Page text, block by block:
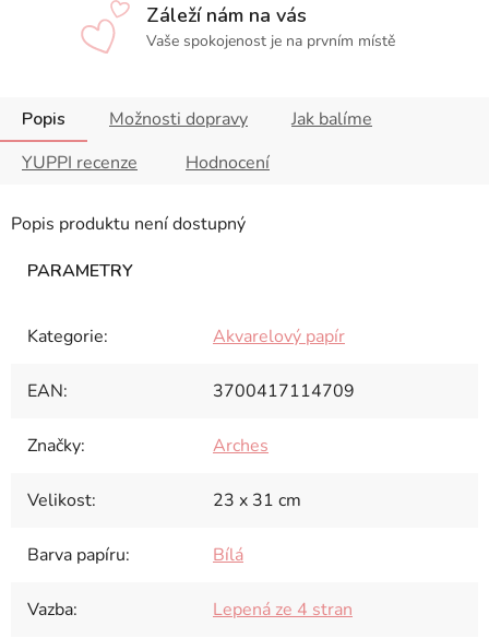
Záleží nám na vás
Vaše spokojenost je na prvním místě
Popis Možnosti dopravy
Jak balíme
YUPPI recenze
Hodnocení
Popis produktu není dostupný
Kategorie: Akvarelový papír
EAN: 3700417114709
Značky: Arches
Velikost: 23 x 31 cm
Barva papíru: Bílá
Vazba: Lepená ze 4 stran